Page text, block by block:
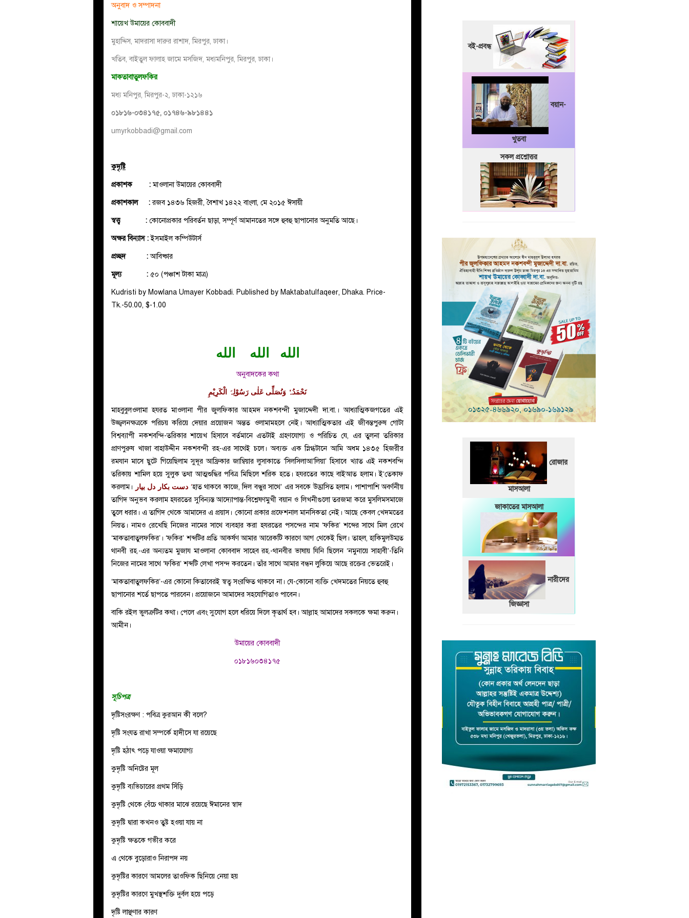
অনুবাদ ও সম্পাদনা
শায়েখ উমায়ের কোববাদী
মুহাদ্দিস, মাদরাসা দারুর রাশাদ, মিরপুর, ঢাকা।
খতিব, বাইতুল ফালাহ জামে মসজিদ, মধ্যমনিপুর, মিরপুর, ঢাকা।
মাকতাবাতুলফকির
মধ্য মনিপুর, মিরপুর-২, ঢাকা-১২১৬
০১৮১৬-০৩৪১৭৫, ০১৭৪৬-৯৮১৪৪১
umyrkobbadi@gmail.com
কুদৃষ্টি
প্রকাশক :মাওলানা উমায়ের কোববাদী
প্রকাশকাল :রজব ১৪৩৬ হিজরী, বৈশাখ ১৪২২ বাংলা, মে ২০১৫ ঈসায়ী
স্বত্ত্ব : কোনোপ্রকার পরিবর্তন ছাড়া, সম্পূর্ণ আমানতের সঙ্গে হুবহু ছাপানোর অনুমতি আছে।
অক্ষর বিন্যাস :ইসমাইল কম্পিউটার্স
প্রচ্ছদ :আবিষ্কার
মূল্য : ৫০ (পঞ্চাশ টাকা মাত্র)
Kudristi by Mowlana Umayer Kobbadi. Published by Maktabatulfaqeer, Dhaka. Price-
Tk.-50.00, $-1.00
الله الله الله
অনুবাদকের কথা
نَحْمَدُہٗ وَنُصَلِّی عَلٰی رَسُوْلِہَ الْکَرِیْمِ
মাহবুবুলওলামা হযরত মাওলানা পীর জুলফিকার আহমদ নকশবন্দী মুজাদ্দেদী দা.বা.। আধ্যাত্মিকজগতের এই
উজ্জ্বলনক্ষত্রকে পরিচয় করিয়ে দেয়ার প্রয়োজন অন্তত ওলামামহলে নেই। আধ্যাত্মিকতার এই জীবন্তপুরুষ গোটা
বিশ্বব্যাপী নকশবন্দি-তরিকার শায়েখ হিসাবে বর্তমানে এতটাই গ্রহণযোগ্য ও পরিচিত যে, এর তুলনা তরিকার
প্রাণপুরুষ খাজা বাহাউদ্দীন নকশবন্দী রহ-এর সাথেই চলে। অব্যক্ত এক স্নিগ্ধটানে আমি অধম ১৪৩৫ হিজরীর
রমযান মাসে ছুটে গিয়েছিলাম সুদূর আফ্রিকার জাম্বিয়ার লুসাকাতে ‘সিলসিলাআ’লিয়া’ হিসাবে খ্যাত এই নকশবন্দি
তরিকায় শামিল হয়ে সুলুক তথা আত্মশুদ্ধির পবিত্র মিছিলে শরিক হতে। হযরতের কাছে বাইআত হলাম। ই‘তেকাফ
করলাম। دست بکار دل بیار ‘হাত থাকবে কাজে, দিল বন্ধুর সাথে’ এর সবকে উদ্ভাসিত হলাম। পাশাপাশি অবর্ণনীয়
তাগিদ অনুভব করলাম হযরতের সুবিন্যস্ত আদ্যোপান্ত-বিশ্লেষণমুখী বয়ান ও লিখনীগুলো তরজমা করে মুসলিমসমাজে
তুলে ধরার। এ তাগিদ থেকে আমাদের এ প্রয়াস। কোনো প্রকার প্রফেশনাল মানসিকতা নেই। আছে কেবল খেদমতের
নিয়ত। নামও রেখেছি নিজের নামের সাথে ব্যবহার করা হযরতের পসন্দের নাম ‘ফকির’ শব্দের সাথে মিল রেখে
‘মাকতাবাতুলফকির’। ‘ফকির’ শব্দটির প্রতি আকর্ষণ আমার আরেকটি কারণে আগ থেকেই ছিল। তাহল, হাকিমুলউম্মত
থানবী রহ.-এর অন্যতম মুজায মাওলানা কোববাদ সাহেব রহ.-থানবীর ভাষায় যিনি ছিলেন ‘নমুনায়ে সাহাবী’-তিনি
নিজের নামের সাথে ‘ফকির’ শব্দটি লেখা পসন্দ করতেন। তাঁর সাথে আমার বন্ধন লুকিয়ে আছে রক্তের ভেতরেই।
‘মাকতাবাতুলফকির’-এর কোনো কিতাবেরই স্বত্ব সংরক্ষিত থাকবে না। যে-কোনো ব্যক্তি খেদমতের নিয়তে হুবহু
ছাপানোর শর্তে ছাপতে পারবেন। প্রয়োজনে আমাদের সহযোগিতাও পাবেন।
বাকি রইল ভুলত্রুটির কথা। পেলে এবং সুযোগ হলে ধরিয়ে দিলে কৃতার্থ হব। আল্লাহ আমাদের সকলকে ক্ষমা করুন।
আমীন।
উমায়ের কোববাদী
০১৮১৬০৩৪১৭৫
সূচিপত্র
দৃষ্টিসংরক্ষণ : পবিত্র কুরআন কী বলে?
দৃষ্টি সংযত রাখা সম্পর্কে হাদীসে যা রয়েছে
দৃষ্টি হঠাৎ পড়ে যাওয়া ক্ষমাযোগ্য
কুদৃষ্টি অনিষ্টের মূল
কুদৃষ্টি ব্যভিচারের প্রথম সিঁড়ি
কুদৃষ্টি থেকে বেঁচে থাকার মাঝে রয়েছে ঈমানের স্বাদ
কুদৃষ্টি দ্বারা কখনও তুষ্ট হওয়া যায় না
কুদৃষ্টি ক্ষতকে গভীর করে
এ থেকে বুড়োরাও নিরাপদ নয়
কুদৃষ্টির কারণে আমলের তাওফিক ছিনিয়ে নেয়া হয়
কুদৃষ্টির কারণে মুখস্থশক্তি দুর্বল হয়ে পড়ে
দৃষ্টি লাঞ্ছণার কারণ
বই-প্রবন্ধ
বয়ান-
খুতবা
সকল প্রশ্নোত্তর
রোজার
মাসআলা
জাকাতের মাসআলা
নারীদের
জিজ্ঞাসা